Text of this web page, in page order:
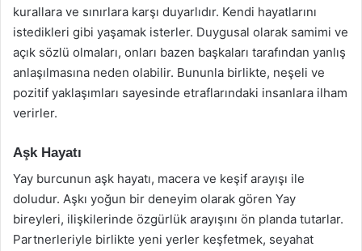
kurallara ve sınırlara karşı duyarlıdır. Kendi hayatlarını
istedikleri gibi yaşamak isterler. Duygusal olarak samimi ve
açık sözlü olmaları, onları bazen başkaları tarafından yanlış
anlaşılmasına neden olabilir. Bununla birlikte, neşeli ve
pozitif yaklaşımları sayesinde etraflarındaki insanlara ilham
verirler.
Aşk Hayatı
Yay burcunun aşk hayatı, macera ve keşif arayışı ile
doludur. Aşkı yoğun bir deneyim olarak gören Yay
bireyleri, ilişkilerinde özgürlük arayışını ön planda tutarlar.
Partnerleriyle birlikte yeni yerler keşfetmek, seyahat